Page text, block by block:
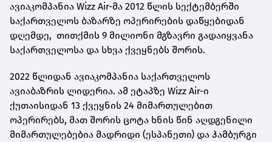
ავიაკომპანია Wizz Air-მა 2012 წლის სექტემბერში
საქართველოს ბაზარზე ოპერირების დაწყებიდან
დღემდე, თითქმის 9 მილიონი მგზავრი გადაიყვანა
საქართველოსა და სხვა ქვეყნებს შორის.
2022 წლიდან ავიაკომპანია საქართველოს
ავიაბაზრის ლიდერია. ამ ეტაპზე Wizz Air-ი
ქუთაისიდან 13 ქვეყნის 24 მიმართულებით
ოპერირებს, მათ შორის ცოტა ხნის წინ აღდგენილი
მიმართულებებია მადრიდი (ესპანეთი) და ჰამბურგი